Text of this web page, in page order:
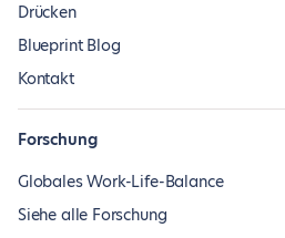
Drücken
Blueprint Blog
Kontakt
Forschung
Globales Work-Life-Balance
Siehe alle Forschung